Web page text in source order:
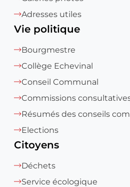
Adresses utiles
Vie politique
Bourgmestre
Collège Echevinal
Conseil Communal
Commissions
Résumés des conseils
Elections
Citoyens
Déchets
Service écologique